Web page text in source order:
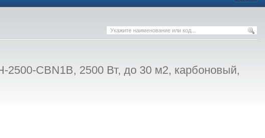
2500-CBN1B, 2500 Вт, до 30 м2, карбоновый,